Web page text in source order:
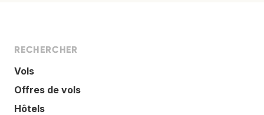
RECHERCHER
Vols
Offres de vols
Hôtels